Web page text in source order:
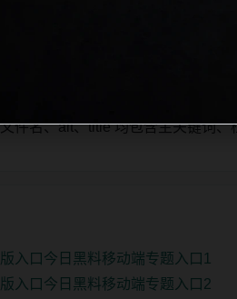
更新？按每日少量、主题相关、图
件名、alt、title 均包含主关键词、
入口今日黑料移动端专题入口1
入口今日黑料移动端专题入口2